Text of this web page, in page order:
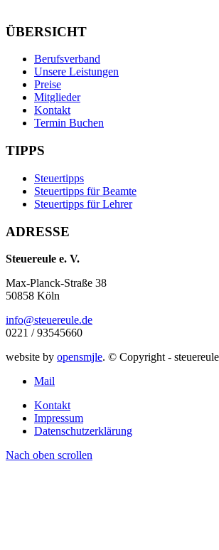
ÜBERSICHT
Berufsverband
Unsere Leistungen
Preise
Mitglieder
Kontakt
Termin Buchen
TIPPS
Steuertipps
Steuertipps für Beamte
Steuertipps für Lehrer
ADRESSE
Steuereule e. V.
Max-Planck-Straße 38
50858 Köln
info@steuereule.de
0221 / 93545660
website by opensmjle. © Copyright -
Mail
Kontakt
Impressum
Datenschutzerklärung
Nach oben scrollen